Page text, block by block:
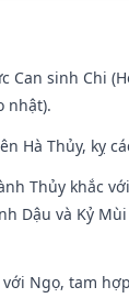
Can sinh Chi
nhật).
Hà Thủy, kỵ
Thủy khắc
Dậu và Kỷ
Ngọ, tam